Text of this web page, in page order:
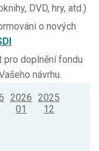
DVD, hry, atd.)
o nových
pro doplnění fondu
návrhu.
2026
01
2025
12